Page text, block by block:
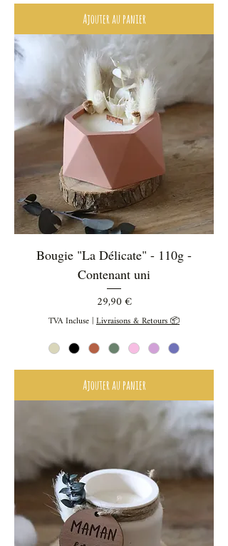
Ajouter au panier
Bougie "La Délicate" - 110g -
Contenant uni
Prix
29,90 €
TVA Incluse|Livraisons & Retours 📦
Ajouter au panier